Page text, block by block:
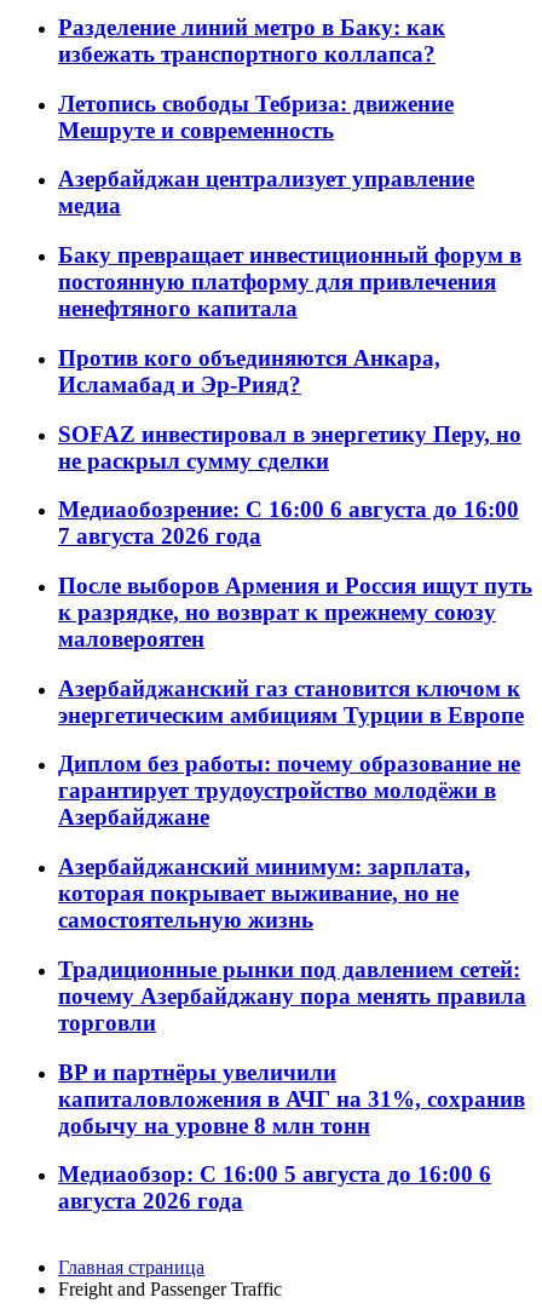
Разделение линий метро в Баку: как
избежать транспортного коллапса?
Летопись свободы Тебриза: движение
Мешруте и современность
Азербайджан централизует управление
медиа
Баку превращает инвестиционный форум в
постоянную платформу для привлечения
ненефтяного капитала
Против кого объединяются Анкара,
Исламабад и Эр-Рияд?
SOFAZ инвестировал в энергетику Перу, но
не раскрыл сумму сделки
Медиаобозрение: С 16:00 6 августа до 16:00
7 августа 2026 года
После выборов Армения и Россия ищут путь
к разрядке, но возврат к прежнему союзу
маловероятен
Азербайджанский газ становится ключом к
энергетическим амбициям Турции в Европе
Диплом без работы: почему образование не
гарантирует трудоустройство молодёжи в
Азербайджане
Азербайджанский минимум: зарплата,
которая покрывает выживание, но не
самостоятельную жизнь
Традиционные рынки под давлением сетей:
почему Азербайджану пора менять правила
торговли
BP и партнёры увеличили
капиталовложения в АЧГ на 31%, сохранив
добычу на уровне 8 млн тонн
Медиаобзор: С 16:00 5 августа до 16:00 6
августа 2026 года
Главная страница
Freight and Passenger Traffic